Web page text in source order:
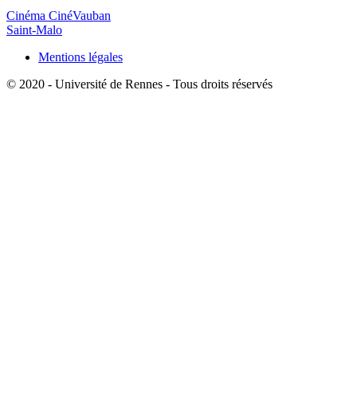
Cinéma CinéVauban
Saint-Malo
Mentions légales
© 2020 - Université de Rennes - Tous droits réservés